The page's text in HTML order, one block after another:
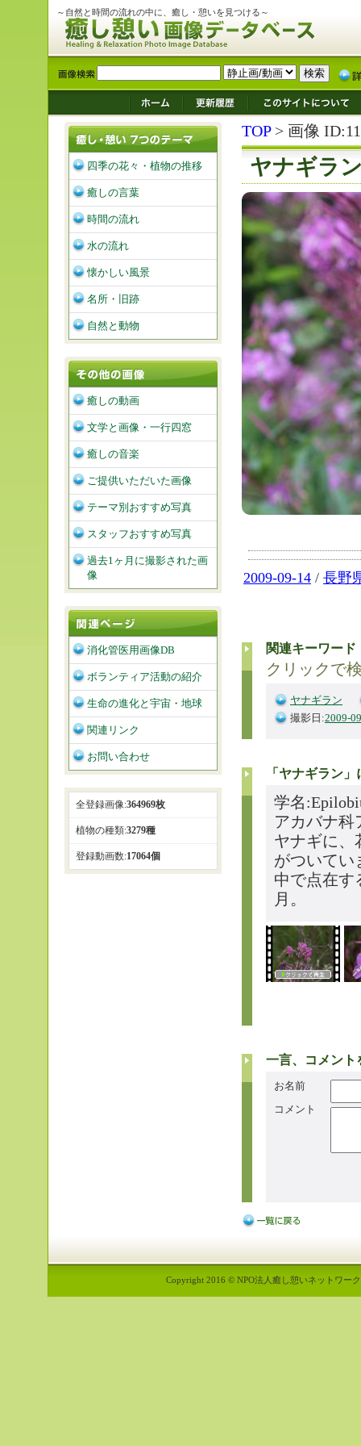
～自然と時間の流れの中に、癒し・憩いを見つける～
TOP> 画像
ヤナギラ
2009-09-14 / 長野
関連キーワード
クリックで
ヤナギラン
撮影日:2009-
「ヤナギラン
学名
アカバナ科
ヤナギに、
がついてい
中で点在す
月。
一言、コメント
お名前
コメント
四季の花々・植物の推移
癒しの言葉
時間の流れ
水の流れ
懐かしい風景
名所・旧跡
自然と動物
癒しの動画
文学と画像・一行四窓
癒しの音楽
ご提供いただいた画像
テーマ別おすすめ写真
スタッフおすすめ写真
過去1ヶ月に撮影された画
像
消化管医用画像DB
ボランティア活動の紹介
生命の進化と宇宙・地球
関連リンク
お問い合わせ
全登録画像:364969枚
植物の種類:3279種
登録動画数:17064個
Copyright 2016 © NPO法人癒し憩いネットワー